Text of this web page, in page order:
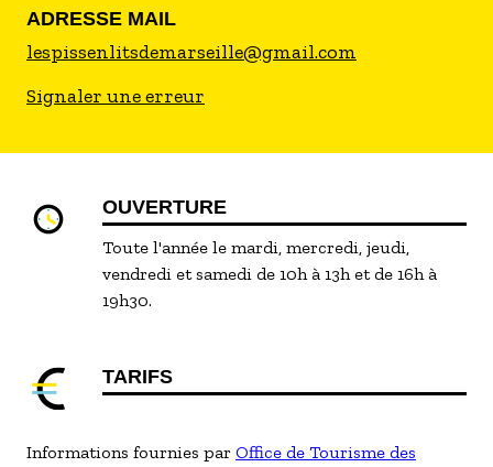
ADRESSE MAIL
lespissenlitsdemarseille@gmail.com
Signaler une erreur
OUVERTURE
Toute l'année le mardi, mercredi, jeudi,
vendredi et samedi de 10h à 13h et de 16h à
19h30.
TARIFS
Informations fournies par Office de Tourisme des